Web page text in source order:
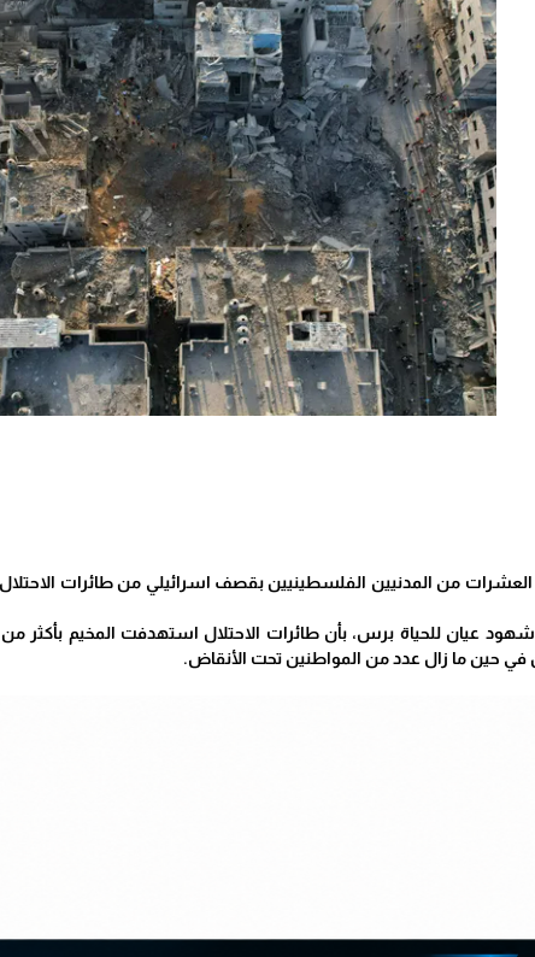
من المدنيين الفلسطينيين بقصف اسرائيلي من طائرات
في حين ما زال عدد من المواطنين تحت الأنقاض.